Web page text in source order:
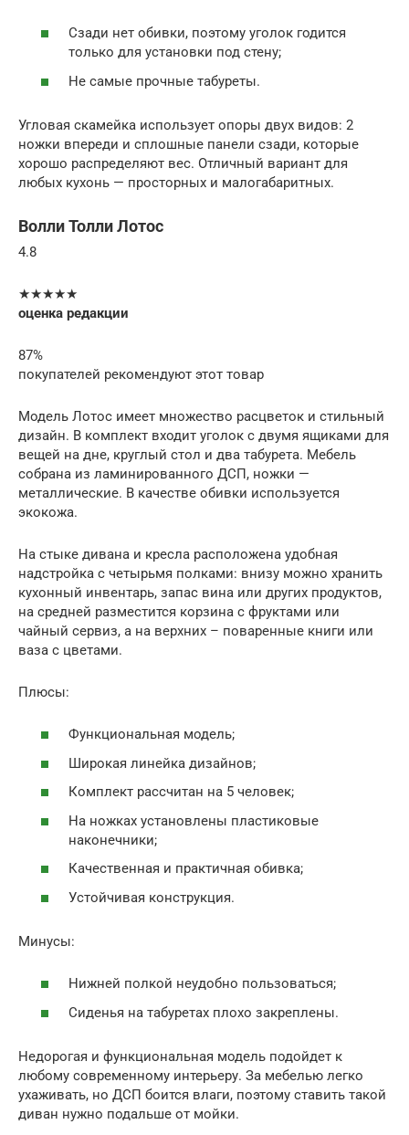
Сзади нет обивки, поэтому уголок годится
только для установки под стену;
Не самые прочные табуреты.
Угловая скамейка использует опоры двух видов: 2
ножки впереди и сплошные панели сзади, которые
хорошо распределяют вес. Отличный вариант для
любых кухонь — просторных и малогабаритных.
Волли Толли Лотос
4.8
★★★★★
оценка редакции
87%
покупателей рекомендуют этот товар
Модель Лотос имеет множество расцветок и стильный
дизайн. В комплект входит уголок с двумя ящиками для
вещей на дне, круглый стол и два табурета. Мебель
собрана из ламинированного ДСП, ножки —
металлические. В качестве обивки используется
экокожа.
На стыке дивана и кресла расположена удобная
надстройка с четырьмя полками: внизу можно хранить
кухонный инвентарь, запас вина или других продуктов,
на средней разместится корзина с фруктами или
чайный сервиз, а на верхних – поваренные книги или
ваза с цветами.
Плюсы:
Функциональная модель;
Широкая линейка дизайнов;
Комплект рассчитан на 5 человек;
На ножках установлены пластиковые
наконечники;
Качественная и практичная обивка;
Устойчивая конструкция.
Минусы:
Нижней полкой неудобно пользоваться;
Сиденья на табуретах плохо закреплены.
Недорогая и функциональная модель подойдет к
любому современному интерьеру. За мебелью легко
ухаживать, но ДСП боится влаги, поэтому ставить такой
диван нужно подальше от мойки.